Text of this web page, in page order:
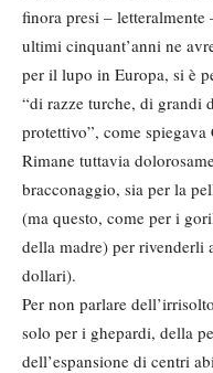
finora presi –
ultimi cinquant’anni ne
per il lupo in Europa, si è
“di razze turche, di grandi
protettivo”, come
Rimane tuttavia
bracconaggio, sia per la
(ma questo, come per i
della madre) per rivenderli
dollari).
Per non parlare
solo per i ghepardi, della
dell’espansione di centri